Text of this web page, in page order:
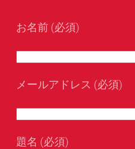
お名前 (必須)
メールアドレス (必須)
題名 (必須)